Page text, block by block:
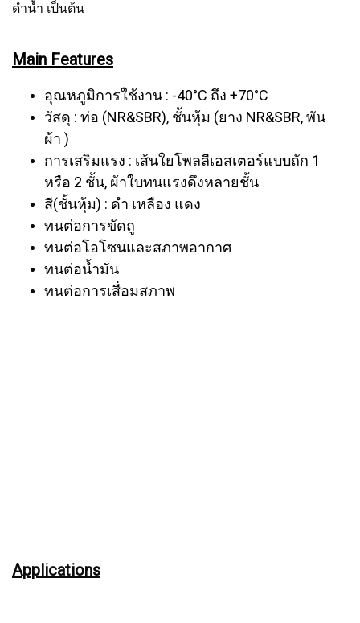
ดำน้ำ เป็นต้น
Main Features
อุณหภูมิการใช้งาน : -40°C ถึง +70°C
วัสดุ : ท่อ (NR&SBR), ชั้นหุ้ม (ยาง NR&SBR, พัน
ผ้า )
การเสริมแรง : เส้นใยโพลลีเอสเตอร์แบบถัก 1
หรือ 2 ชั้น, ผ้าใบทนแรงดึงหลายชั้น
สี(ชั้นหุ้ม) : ดำ เหลือง แดง
ทนต่อการขัดถู
ทนต่อโอโซนและสภาพอากาศ
ทนต่อน้ำมัน
ทนต่อการเสื่อมสภาพ
Applications